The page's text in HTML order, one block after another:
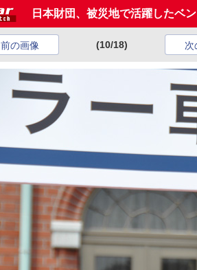
日本財団、被災地で活躍したベ
前の画像 (10/18) 次